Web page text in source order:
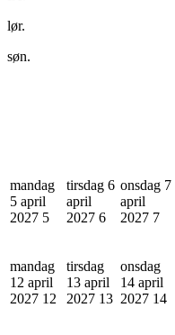
lør.
søn.
mandag
5 april
2027 5
tirsdag 6
april
2027 6
onsdag 7
april
2027 7
mandag
12 april
2027 12
tirsdag
13 april
2027 13
onsdag
14 april
2027 14